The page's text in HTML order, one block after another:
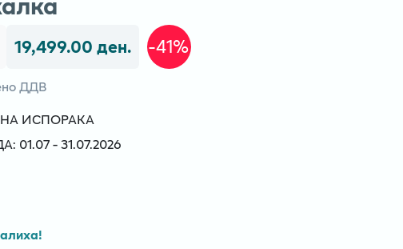
19,499.00 ден. -41%
ДДВ
ИСПОРАКА
- 31.07.2026